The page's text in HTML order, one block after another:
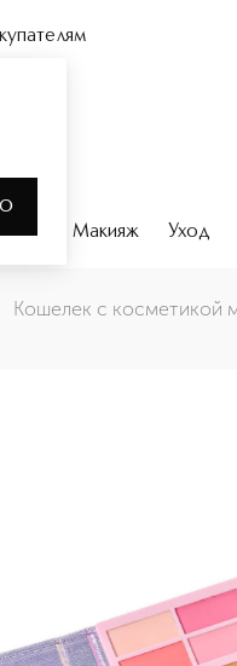
Макияж Уход
Кошелек с косметикой